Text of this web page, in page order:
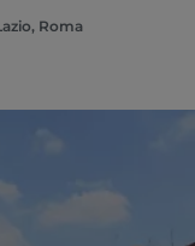
Roma